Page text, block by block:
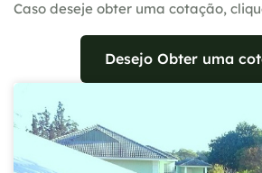
Caso deseje obter uma cotação,
Desejo Obter uma